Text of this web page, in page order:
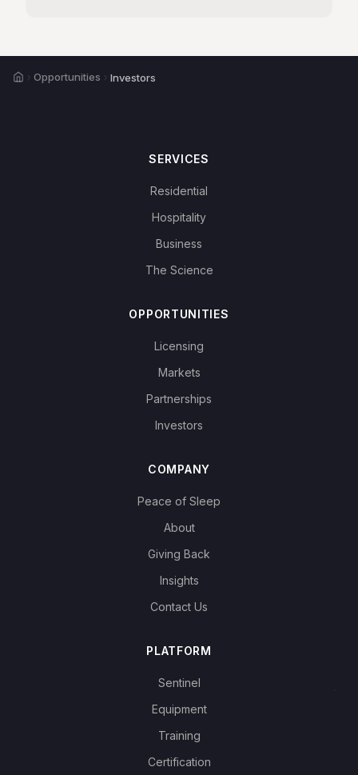
HomeOpportunities Investors
SERVICES
Residential
Hospitality
Business
The Science
OPPORTUNITIES
Licensing
Markets
Partnerships
Investors
COMPANY
Peace of Sleep
About
Giving Back
Insights
Contact Us
PLATFORM
Sentinel
Equipment
Training
Certification